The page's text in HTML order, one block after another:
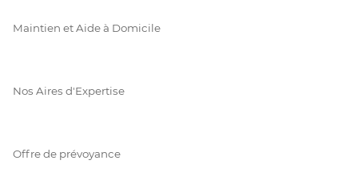
Maintien et Aide à Domicile
Nos Aires d'Expertise
Offre de prévoyance